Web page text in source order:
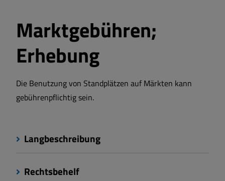
Marktgebühren;
Erhebung
Die Benutzung von Standplätzen auf Märkten kann
gebührenpflichtig sein.
Langbeschreibung
Rechtsbehelf